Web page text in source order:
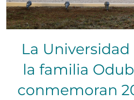
La Universidad
la familia
conmemoran